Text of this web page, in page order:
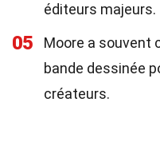
éditeurs majeurs.
05
Moore a souvent
bande dessinée
créateurs.